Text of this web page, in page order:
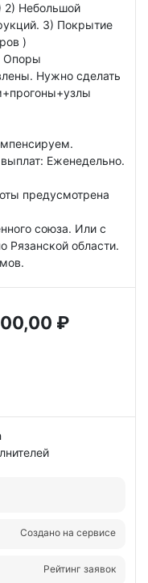
Небольшой
3) Покрытие
)
Опоры
Нужно сделать
Еженедельно.
предусмотрена
союза. Или с
Рязанской области.
₽
Создано на сервисе
Рейтинг заявок